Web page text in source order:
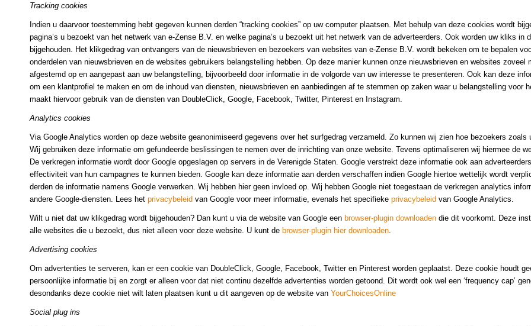
Tracking cookies
Indien u daarvoor toestemming hebt gegeven kunnen derden “tracking cookies” op uw computer plaatsen. Met behulp van deze cookies wordt
pagina’s u bezoekt van het netwerk van e-Zense B.V. en welke pagina’s u bezoekt uit het netwerk van de adverteerders. Ook worden uw kliks in
bijgehouden. Het klikgedrag van ontvangers van de nieuwsbrieven en bezoekers van websites van e-Zense B.V. wordt bekeken om te bepalen
onderdelen van nieuwsbrieven en de websites gebruikers belangstelling hebben. Op deze manier kunnen onze nieuwsbrieven en websites zoveel
afgestemd op en aangepast aan uw belangstelling, bijvoorbeeld door informatie in de volgorde van uw interesse te presenteren. Ook kan deze
om een klantprofiel te maken en om de inhoud van diensten, nieuwsbrieven en aanbiedingen af te stemmen op zaken waar u belangstelling voor
maakt hiervoor gebruik van de diensten van DoubleClick, Google, Facebook, Twitter, Pinterest en Instagram.
Analytics cookies
Via Google Analytics worden op deze website geanonimiseerd gegevens over het surfgedrag verzameld. Zo kunnen wij zien hoe bezoekers zoals
Wij gebruiken deze informatie om gefundeerde beslissingen te nemen over de inrichting van onze website. Tevens optimaliseren wij hiermee de
De verkregen informatie wordt door Google opgeslagen op servers in de Verenigde Staten. Google verstrekt deze informatie ook aan
effectiviteit van hun campagnes te kunnen bieden. Google kan deze informatie aan derden verschaffen indien Google hiertoe wettelijk wordt
derden de informatie namens Google verwerken. Wij hebben hier geen invloed op. Wij hebben Google niet toegestaan de verkregen analytics
andere Google-diensten. Lees het privacybeleid van Google voor meer informatie, evenals het specifieke privacybeleid van Google Analytics.
Wilt u niet dat uw klikgedrag wordt bijgehouden? Dan kunt u via de website van Google een browser-plugin downloaden die dit voorkomt. Deze
alle websites die u bezoekt, dus niet alleen voor deze website. U kunt de browser-plugin hier downloaden.
Advertising cookies
Om advertenties te serveren, kan er een cookie van DoubleClick, Google, Facebook, Twitter en Pinterest worden geplaatst. Deze cookie houdt
persoonlijke informatie bij en zorgt er alleen voor dat niet continu dezelfde advertenties worden getoond. Dit wordt ook wel een ‘frequency cap’
desondanks deze cookie niet wilt laten plaatsen kunt u dit aangeven op de website van YourChoicesOnline
Social plug ins